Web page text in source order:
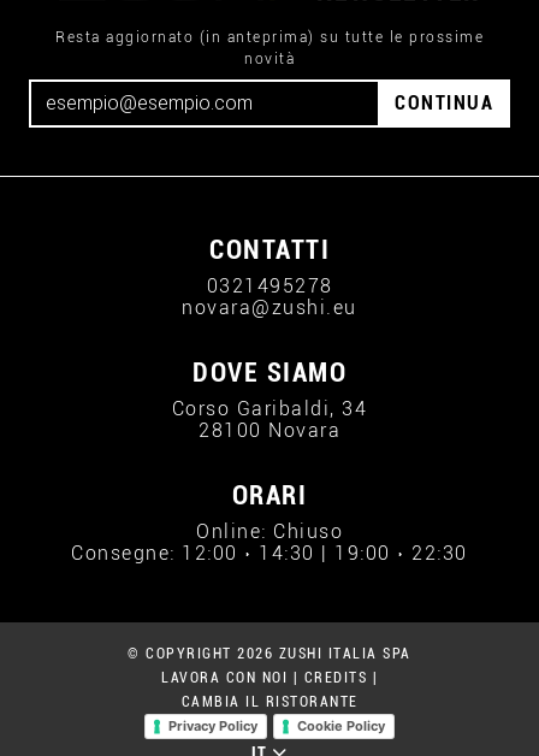
Resta aggiornato (in anteprima) su tutte le prossime
novità
CONTINUA
CONTATTI
0321495278
novara@zushi.eu
DOVE SIAMO
Corso Garibaldi, 34
28100 Novara
ORARI
Online: Chiuso
Consegne: 12:00 › 14:30 | 19:00 › 22:30
© COPYRIGHT 2026 ZUSHI ITALIA SPA
LAVORA CON NOI
CREDITS
CAMBIA IL RISTORANTE
Privacy Policy
Cookie Policy